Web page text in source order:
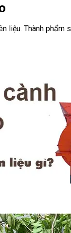
liệu. Thành